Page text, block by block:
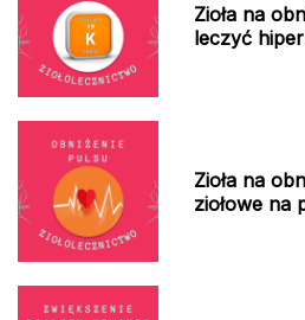
Zioła na
leczyć
Zioła na
ziołowe na